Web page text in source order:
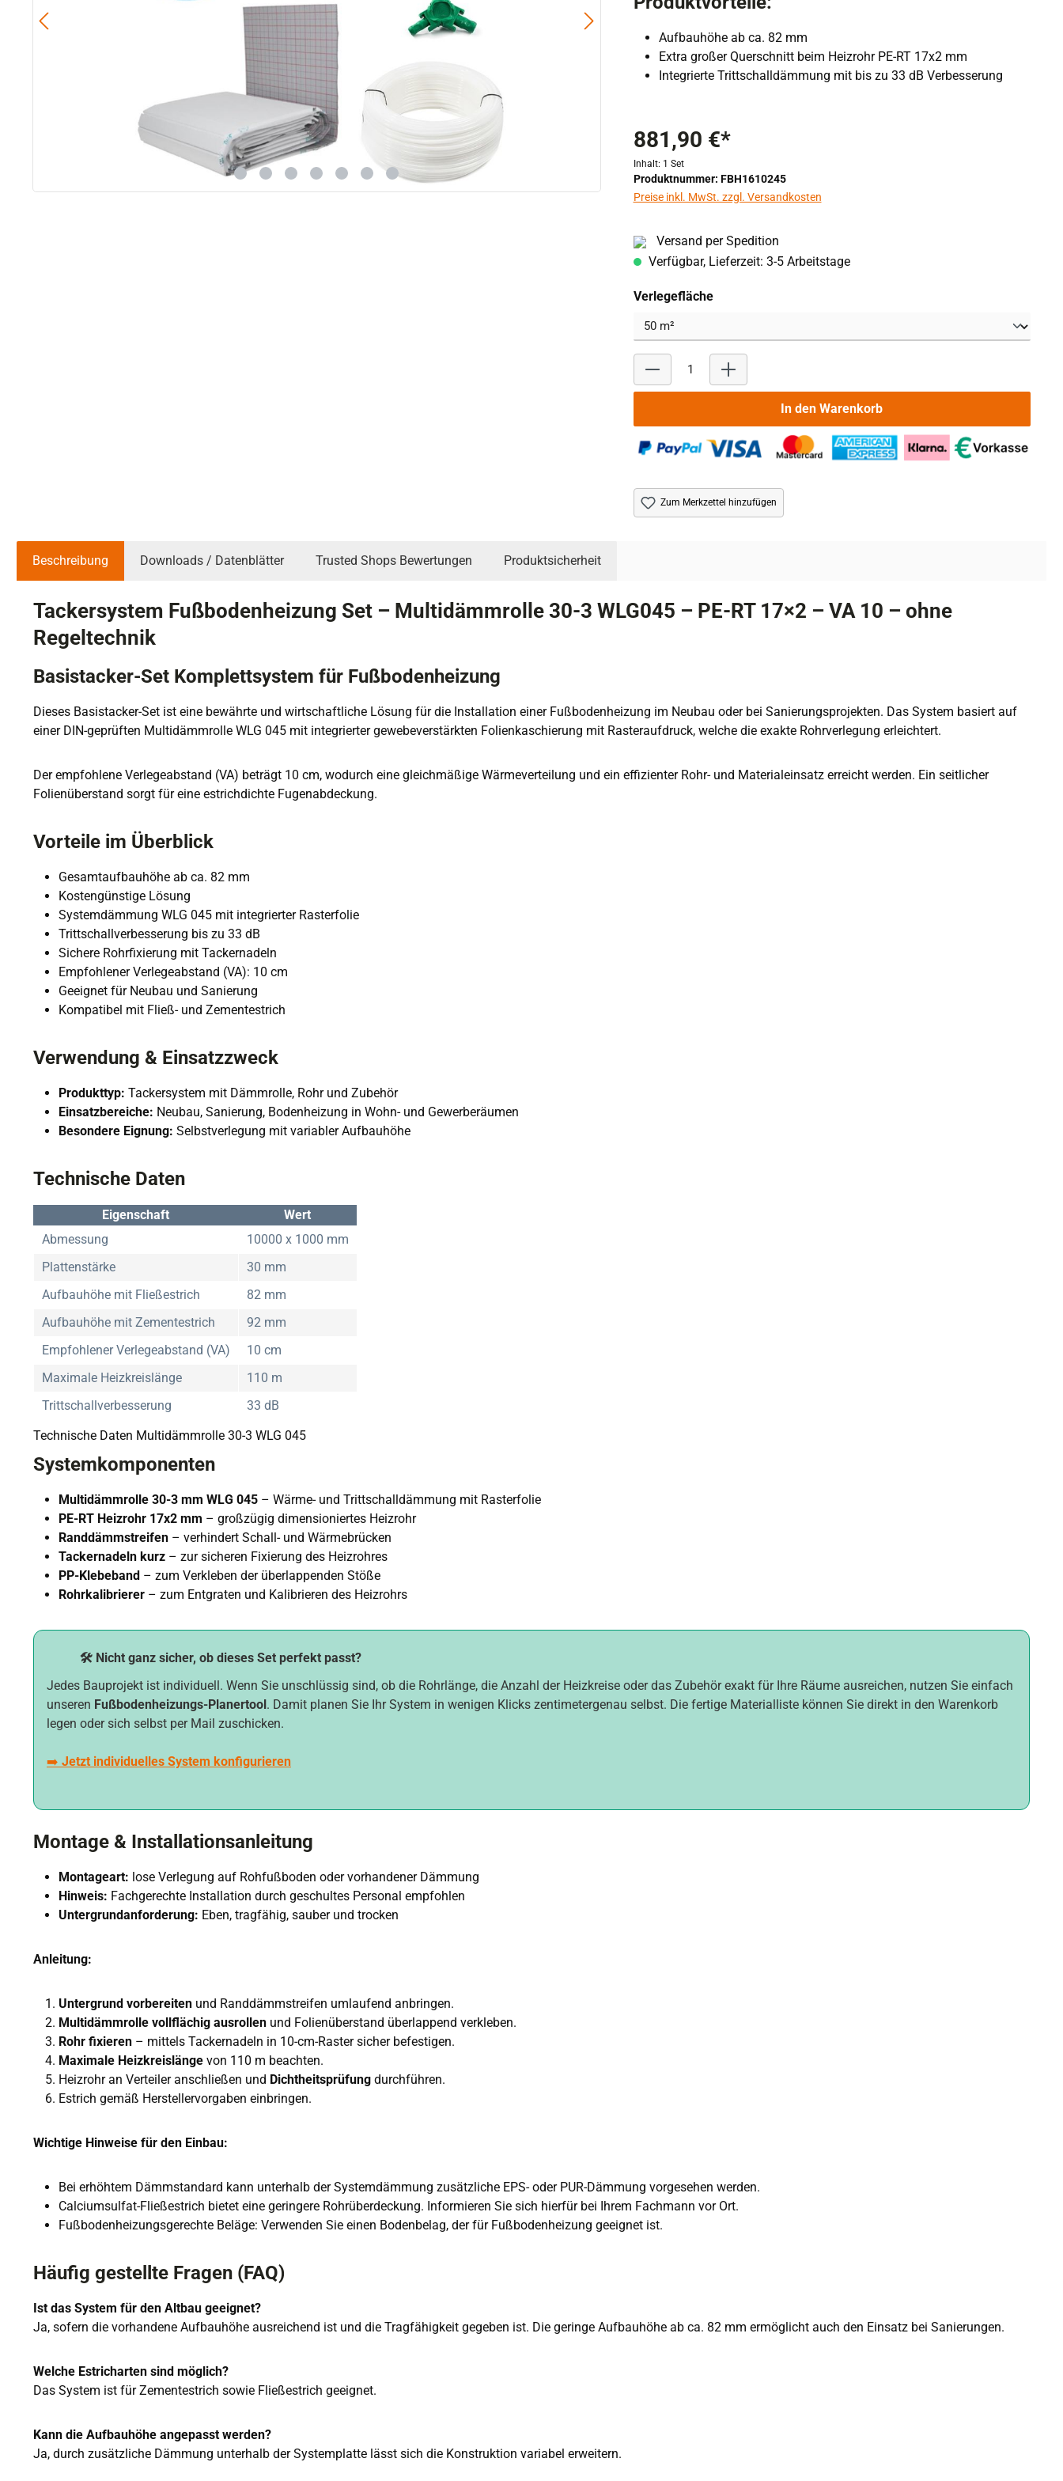
Aufbauhöhe ab ca. 82 mm
Extra großer Querschnitt beim Heizrohr PE-RT 17x2 mm
Integrierte Trittschalldämmung mit bis zu 33 dB Verbesserung
881,90 €*
Inhalt: 1 Set
Produktnummer: FBH1610245
Preise inkl. MwSt. zzgl. Versandkosten
Versand per Spedition
Verfügbar, Lieferzeit: 3-5 Arbeitstage
Verlegeflächeauswählen
In den Warenkorb
Zum Merkzettel hinzufügen
Beschreibung Downloads / Datenblätter Trusted Shops Bewertungen Produktsicherheit
Tackersystem Fußbodenheizung Set – Multidämmrolle 30-3 WLG045 – PE-RT 17×2 – VA 10 – ohne
Regeltechnik
Basistacker-Set Komplettsystem für Fußbodenheizung
Dieses Basistacker-Set ist eine bewährte und wirtschaftliche Lösung für die Installation einer Fußbodenheizung im Neubau oder bei Sanierungsprojekten. Das System basiert auf
einer DIN-geprüften Multidämmrolle WLG 045 mit integrierter gewebeverstärkten Folienkaschierung mit Rasteraufdruck, welche die exakte Rohrverlegung erleichtert.
Der empfohlene Verlegeabstand (VA) beträgt 10 cm, wodurch eine gleichmäßige Wärmeverteilung und ein effizienter Rohr- und Materialeinsatz erreicht werden. Ein seitlicher
Folienüberstand sorgt für eine estrichdichte Fugenabdeckung.
Vorteile im Überblick
Gesamtaufbauhöhe ab ca. 82 mm
Kostengünstige Lösung
Systemdämmung WLG 045 mit integrierter Rasterfolie
Trittschallverbesserung bis zu 33 dB
Sichere Rohrfixierung mit Tackernadeln
Empfohlener Verlegeabstand (VA): 10 cm
Geeignet für Neubau und Sanierung
Kompatibel mit Fließ- und Zementestrich
Verwendung & Einsatzzweck
Produkttyp: Tackersystem mit Dämmrolle, Rohr und Zubehör
Einsatzbereiche: Neubau, Sanierung, Bodenheizung in Wohn- und Gewerberäumen
Besondere Eignung: Selbstverlegung mit variabler Aufbauhöhe
Technische Daten
Technische Daten Multidämmrolle 30-3 WLG 045
Eigenschaft
Wert
Abmessung
10000 x 1000 mm
Plattenstärke
30 mm
Aufbauhöhe mit Fließestrich
82 mm
Aufbauhöhe mit Zementestrich
92 mm
Empfohlener Verlegeabstand (VA)
10 cm
Maximale Heizkreislänge
110 m
Trittschallverbesserung
33 dB
Systemkomponenten
Multidämmrolle 30-3 mm WLG 045 – Wärme- und Trittschalldämmung mit Rasterfolie
PE-RT Heizrohr 17x2 mm – großzügig dimensioniertes Heizrohr
Randdämmstreifen – verhindert Schall- und Wärmebrücken
Tackernadeln kurz – zur sicheren Fixierung des Heizrohres
PP-Klebeband – zum Verkleben der überlappenden Stöße
Rohrkalibrierer – zum Entgraten und Kalibrieren des Heizrohrs
🛠️ Nicht ganz sicher, ob dieses Set perfekt passt?
Jedes Bauprojekt ist individuell. Wenn Sie unschlüssig sind, ob die Rohrlänge, die Anzahl der Heizkreise oder das Zubehör exakt für Ihre Räume ausreichen, nutzen Sie einfach
unseren Fußbodenheizungs-Planertool. Damit planen Sie Ihr System in wenigen Klicks zentimetergenau selbst. Die fertige Materialliste können Sie direkt in den Warenkorb
legen oder sich selbst per Mail zuschicken.
➡️ Jetzt individuelles System konfigurieren
Montage & Installationsanleitung
Montageart: lose Verlegung auf Rohfußboden oder vorhandener Dämmung
Hinweis: Fachgerechte Installation durch geschultes Personal empfohlen
Untergrundanforderung: Eben, tragfähig, sauber und trocken
Anleitung:
Untergrund vorbereiten und Randdämmstreifen umlaufend anbringen.
Multidämmrolle vollflächig ausrollen und Folienüberstand überlappend verkleben.
Rohr fixieren – mittels Tackernadeln in 10-cm-Raster sicher befestigen.
Maximale Heizkreislänge von 110 m beachten.
Heizrohr an Verteiler anschließen und Dichtheitsprüfung durchführen.
Estrich gemäß Herstellervorgaben einbringen.
Wichtige Hinweise für den Einbau:
Bei erhöhtem Dämmstandard kann unterhalb der Systemdämmung zusätzliche EPS- oder PUR-Dämmung vorgesehen werden.
Calciumsulfat-Fließestrich bietet eine geringere Rohrüberdeckung. Informieren Sie sich hierfür bei Ihrem Fachmann vor Ort.
Fußbodenheizungsgerechte Beläge: Verwenden Sie einen Bodenbelag, der für Fußbodenheizung geeignet ist.
Häufig gestellte Fragen (FAQ)
Ist das System für den Altbau geeignet?
Ja, sofern die vorhandene Aufbauhöhe ausreichend ist und die Tragfähigkeit gegeben ist. Die geringe Aufbauhöhe ab ca. 82 mm ermöglicht auch den Einsatz bei Sanierungen.
Welche Estricharten sind möglich?
Das System ist für Zementestrich sowie Fließestrich geeignet.
Kann die Aufbauhöhe angepasst werden?
Ja, durch zusätzliche Dämmung unterhalb der Systemplatte lässt sich die Konstruktion variabel erweitern.